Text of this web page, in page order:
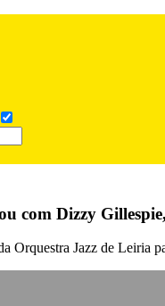
com Dizzy
Orquestra Jazz de Leiria